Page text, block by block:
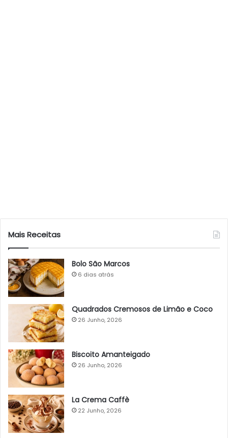
Mais Receitas
Bolo São Marcos
6 dias atrás
Quadrados Cremosos de Limão e Coco
26 Junho, 2026
Biscoito Amanteigado
26 Junho, 2026
La Crema Caffè
22 Junho, 2026